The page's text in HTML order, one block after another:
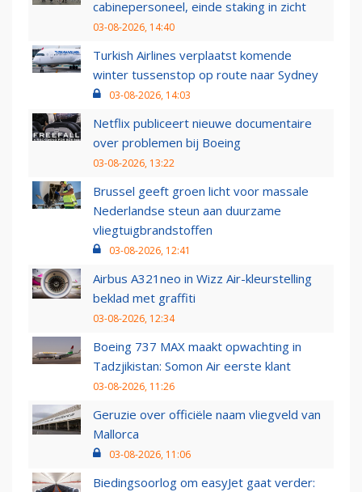
cabinepersoneel, einde staking in zicht
03-08-2026, 14:40
Turkish Airlines verplaatst komende
winter tussenstop op route naar Sydney
03-08-2026, 14:03
Netflix publiceert nieuwe documentaire
over problemen bij Boeing
03-08-2026, 13:22
Brussel geeft groen licht voor massale
Nederlandse steun aan duurzame
vliegtuigbrandstoffen
03-08-2026, 12:41
Airbus A321neo in Wizz Air-kleurstelling
beklad met graffiti
03-08-2026, 12:34
Boeing 737 MAX maakt opwachting in
Tadzjikistan: Somon Air eerste klant
03-08-2026, 11:26
Geruzie over officiële naam vliegveld van
Mallorca
03-08-2026, 11:06
Biedingsoorlog om easyJet gaat verder: